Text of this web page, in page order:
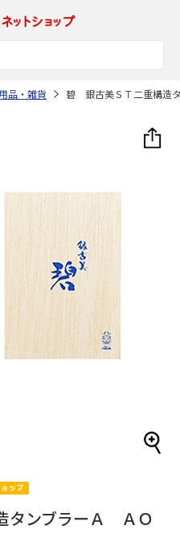
品・雑貨 碧 銀古美ＳＴ二重構造
タンブラーＡ ＡＯ